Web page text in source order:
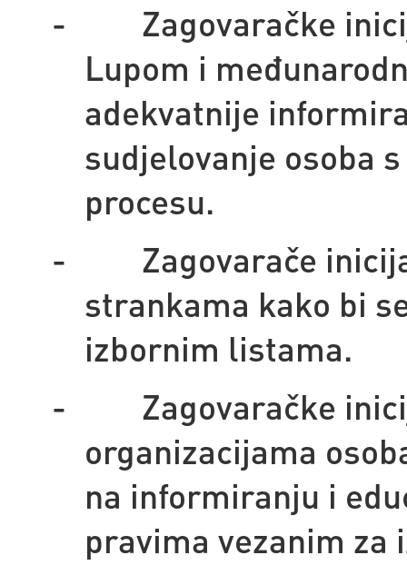
-
Zagovaračke
Lupom i
adekvatnije
sudjelovanje osoba
procesu.
-
Zagovarače
strankama kako bi
izbornim listama.
-
Zagovaračke
organizacijama
na informiranju i
pravima vezanim za